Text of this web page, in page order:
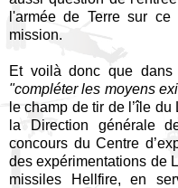
l'armée de Terre sur ce
mission.
Et voilà donc que
"compléter les moyens
le champ de tir de l’île
la Direction générale
concours du Centre
des expérimentations de
missiles Hellfire, en